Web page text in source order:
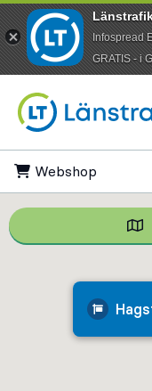
Webshop
Infospread
​GRATIS - i